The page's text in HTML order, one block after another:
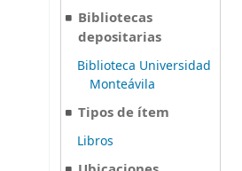
Bibliotecas
depositarias
Biblioteca Universidad
Monteávila
Tipos de ítem
Libros